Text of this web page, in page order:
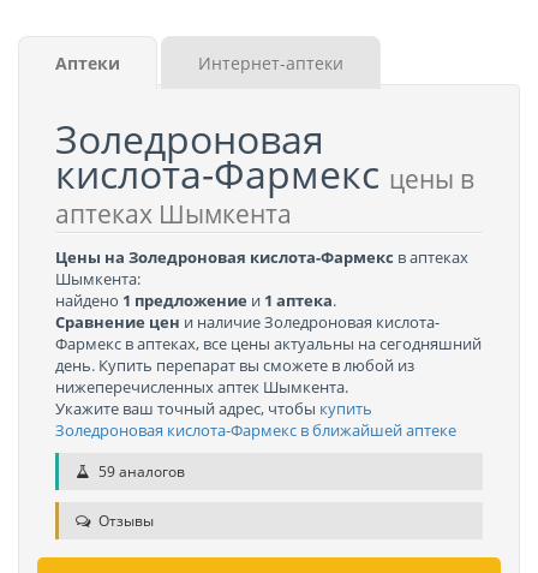
Аптеки Интернет-аптеки
Золедроновая
кислота-Фармекс цены в
аптеках Шымкента
Цены на Золедроновая кислота-Фармекс в аптеках
Шымкента:
найдено 1 предложение и 1 аптека.
Сравнение цен и наличие Золедроновая кислота-
Фармекс в аптеках, все цены актуальны на сегодняшний
день. Купить перепарат вы сможете в любой из
нижеперечисленных аптек Шымкента.
Укажите ваш точный адрес, чтобы купить
Золедроновая кислота-Фармекс в ближайшей аптеке
59 аналогов
Отзывы